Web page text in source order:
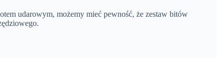
udarowym, możemy mieć pewność, że zestaw bitów